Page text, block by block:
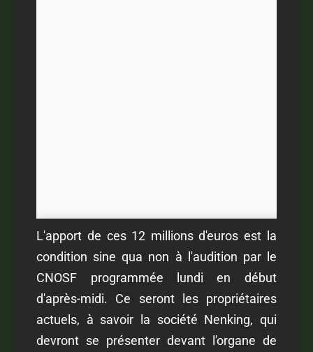
L'apport de ces 12 millions d'euros est la
condition sine qua non à l'audition par le
CNOSF programmée lundi en début
d'après-midi. Ce seront les propriétaires
actuels, à savoir la société Nenking, qui
devront se présenter devant l'organe de